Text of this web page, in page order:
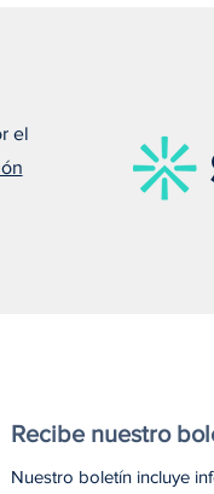
Susan nos
amor puede
el
Recibe nuestro
Nuestro boletín incluye